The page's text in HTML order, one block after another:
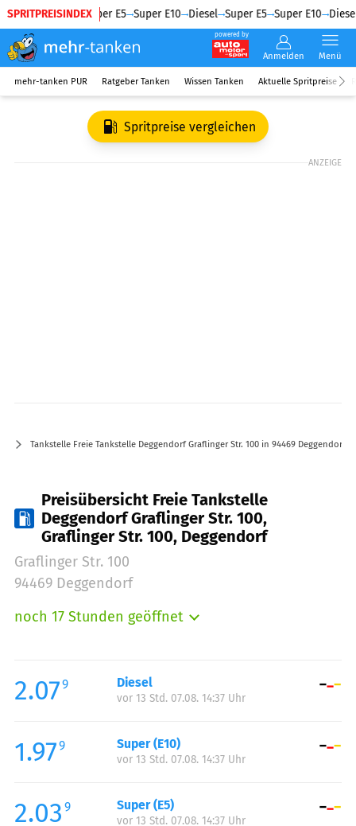
SPRITPREISINDEX
Diesel Super E5 Super E10 Diesel Super E5 Super E10 Diesel
powered by
Anmelden Menü
mehr-tanken PUR Ratgeber Tanken Wissen Tanken Aktuelle Spritpreise
Spritpreise vergleichen
ANZEIGE
Tankstelle Freie Tankstelle Deggendorf Graflinger Str. 100 in 94469 Deggendorf
Preisübersicht Freie Tankstelle
Deggendorf Graflinger Str. 100,
Graflinger Str. 100, Deggendorf
Graflinger Str. 100
94469 Deggendorf
noch 17 Stunden geöffnet
Mittwoch:
04:30-22:00
Donnerstag:
Samstag:
00:00-24:00
Sonntag:
2.079 Diesel
vor 13 Std. 07.08. 14:37 Uhr
1.979 Super (E10)
vor 13 Std. 07.08. 14:37 Uhr
2.03 9 Super (E5)
vor 13 Std. 07.08. 14:37 Uhr